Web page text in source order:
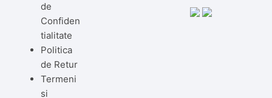
de
Confiden
tialitate
Politica
de Retur
Termeni
si